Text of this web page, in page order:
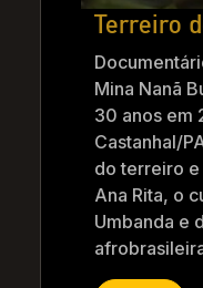
Terreiro
Mina Nanã
30 anos em
Castanhal/
do terreiro
Ana Rita, o
Umbanda e